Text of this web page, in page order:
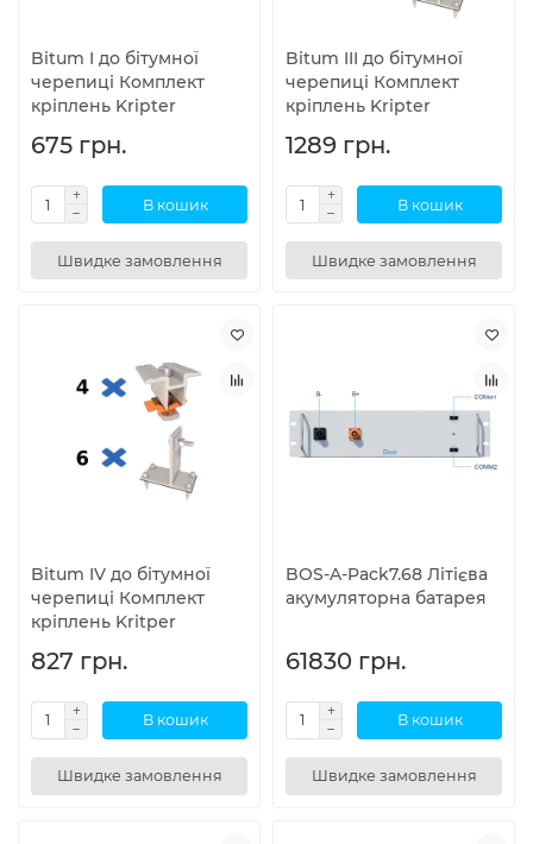
Bitum I до бітумної
черепиці Комплект
кріплень Kripter
675 грн.
В кошик
Швидке замовлення
Bitum III до бітумної
черепиці Комплект
кріплень Kripter
1289 грн.
В кошик
Швидке замовлення
Bitum IV до бітумної
черепиці Комплект
кріплень Kritper
827 грн.
В кошик
Швидке замовлення
BOS-A-Pack7.68 Літієва
акумуляторна батарея
61830 грн.
В кошик
Швидке замовлення